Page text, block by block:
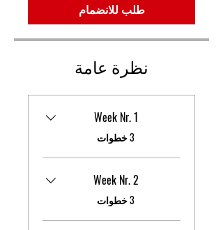
طلب للانضمام
نظرة عامة
Week Nr. 1
.
3 خطوات
Week Nr. 2
.
3 خطوات